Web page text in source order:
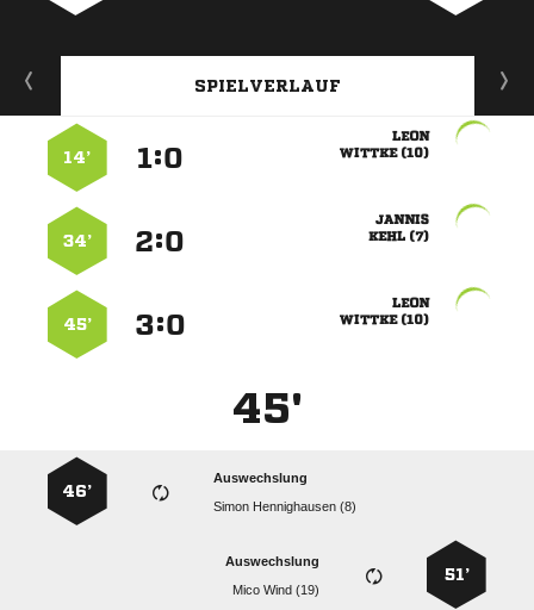
SPIELVERLAUF

 
:
14’

 
:
34’

 
:
45’
45'
Auswechslung
  
46’
51’
Auswechslung
  